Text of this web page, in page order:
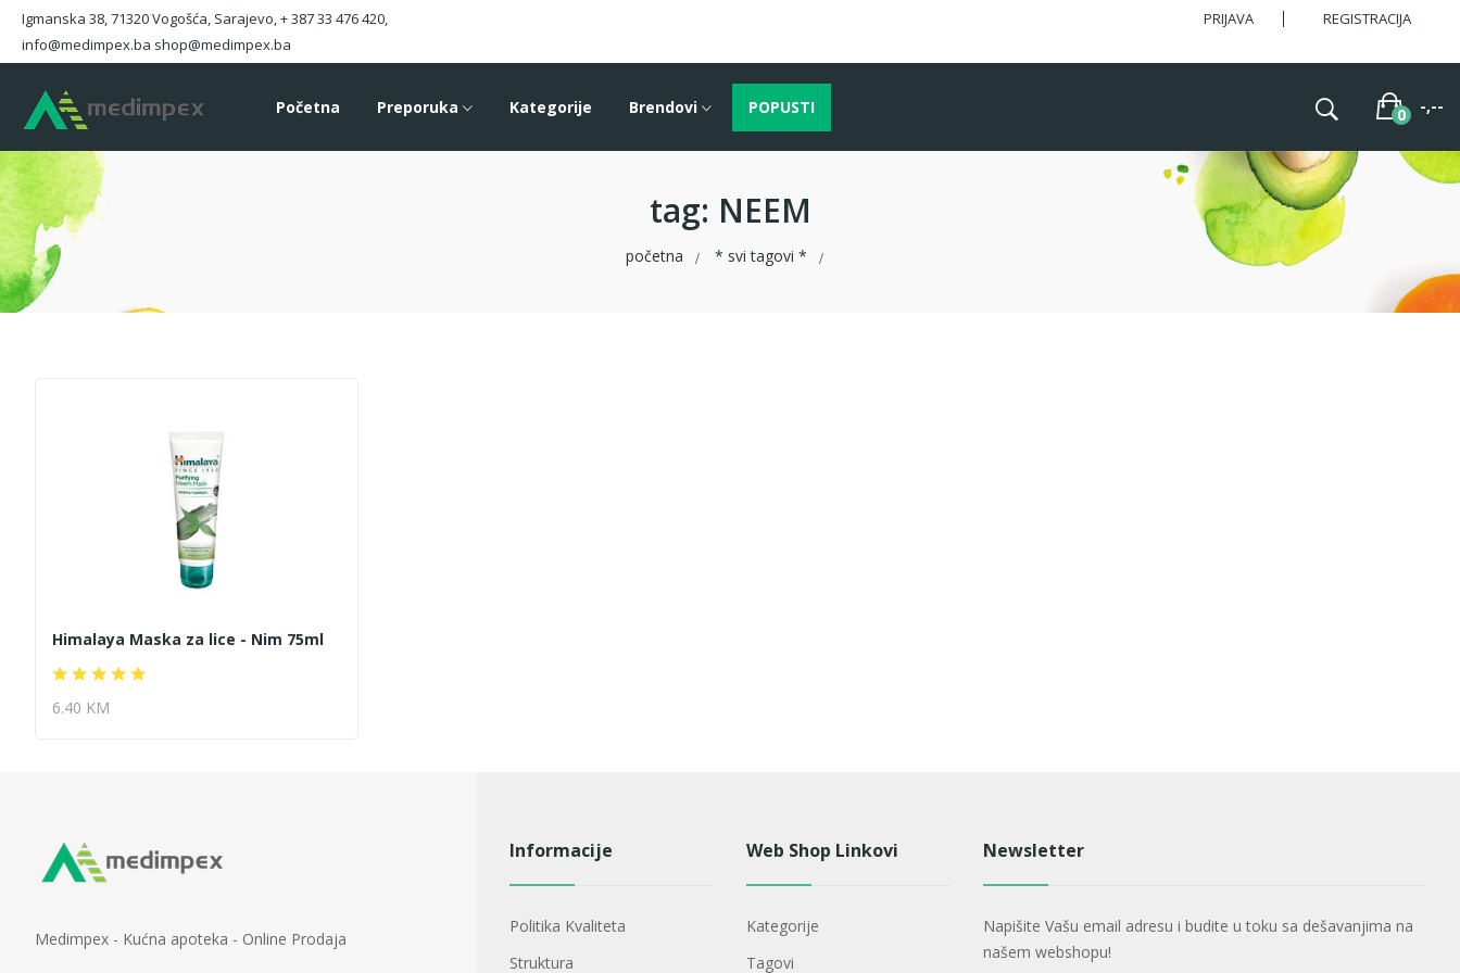
Igmanska 38, 71320 Vogošća, Sarajevo, + 387 33 476 420,
info@medimpex.ba shop@medimpex.ba
PRIJAVA REGISTRACIJA
Početna Preporuka Kategorije Brendovi POPUSTI -,--
tag: NEEM
početna * svi tagovi *
Himalaya Maska za lice - Nim 75ml
6.40 KM
Medimpex - Kućna apoteka - Online Prodaja
Informacije
Politika Kvaliteta
Struktura
Web Shop Linkovi
Kategorije
Tagovi
Newsletter
Napišite Vašu email adresu i budite u toku sa dešavanjima na
našem webshopu!